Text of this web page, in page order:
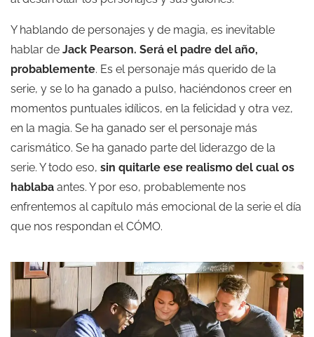
Y hablando de personajes y de magia, es inevitable
hablar de Jack Pearson. Será el padre del año,
probablemente. Es el personaje más querido de la
serie, y se lo ha ganado a pulso, haciéndonos creer en
momentos puntuales idílicos, en la felicidad y otra vez,
en la magia. Se ha ganado ser el personaje más
carismático. Se ha ganado parte del liderazgo de la
serie. Y todo eso, sin quitarle ese realismo del cual os
hablaba antes. Y por eso, probablemente nos
enfrentemos al capítulo más emocional de la serie el día
que nos respondan el CÓMO.